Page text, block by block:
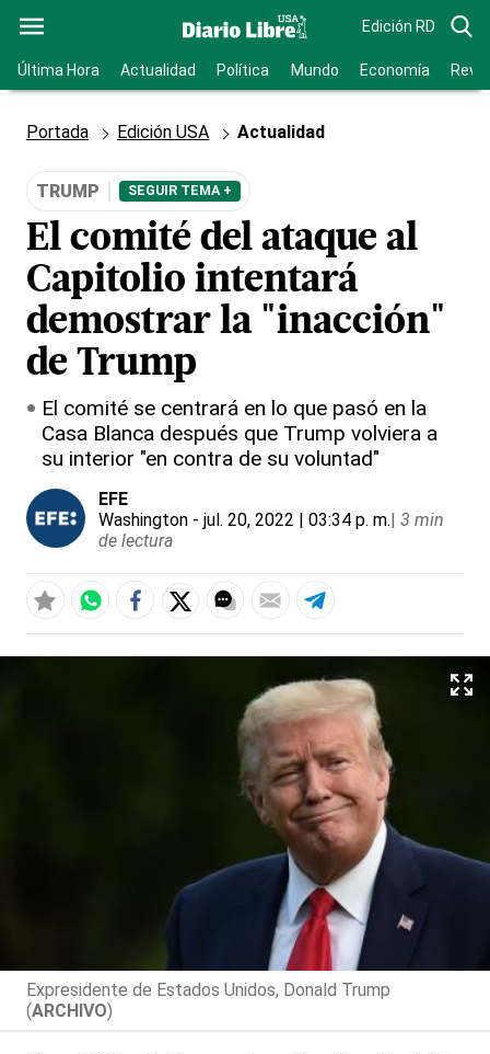
Edición RD
Última Hora Actualidad Política Mundo Economía
Portada Edición USA Actualidad
TRUMP SEGUIR TEMA +
El comité del ataque al
Capitolio intentará
demostrar la "inacción"
de Trump
El comité se centrará en lo que pasó en la
Casa Blanca después que Trump volviera a
su interior "en contra de su voluntad"
EFE
Washington - jul. 20, 2022 | 03:34 p. m.| 3 min
de lectura
Expresidente de Estados Unidos, Donald Trump
(ARCHIVO)